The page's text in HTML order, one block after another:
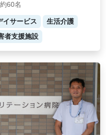
60名
イサービス
生活介護
者支援施設